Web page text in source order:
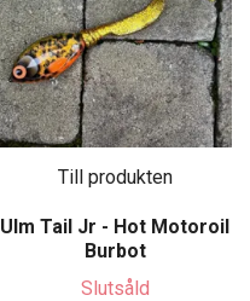
Till produkten
Ulm Tail Jr - Hot Motoroil
Burbot
Slutsåld